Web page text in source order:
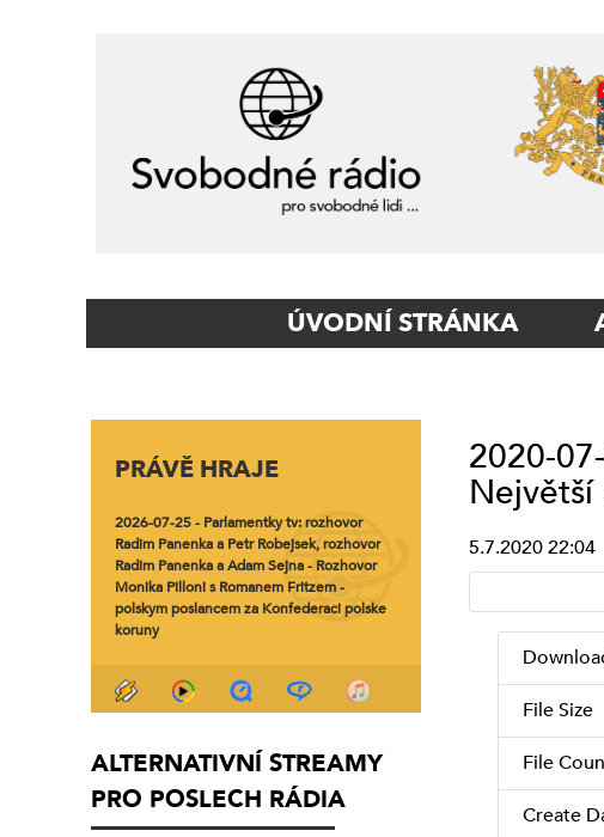
Navigation
ÚVODNÍ STRÁNKA
PRÁVĚ HRAJE
2026-07-25 - Parlamentky tv: rozhovor
Radim Panenka a Petr Robejsek, rozhovor
Radim Panenka a Adam Sejna - Rozhovor
Monika Pilloni s Romanem Fritzem -
polskym poslancem za Konfederaci polske
koruny
ALTERNATIVNÍ STREAMY
PRO POSLECH RÁDIA
2020-
5.7.2020 22:04
File Size
File
Create